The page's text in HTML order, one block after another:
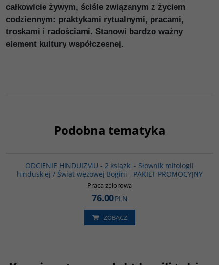
całkowicie żywym, ściśle związanym z życiem
codziennym: praktykami rytualnymi, pracami,
troskami i radościami. Stanowi bardzo ważny
element kultury współczesnej.
Podobna tematyka
ODCIENIE HINDUIZMU - 2 książki - Słownik mitologii
hinduskiej / Świat wężowej Bogini - PAKIET PROMOCYJNY
Praca zbiorowa
76.00PLN
ZOBACZ